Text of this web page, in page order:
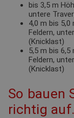
bis 3,5 m
untere
4,0 m bis
Feldern,
(Knicklast)
5,5 m bis
Feldern,
(Knicklast)
So bauen
richtig auf.